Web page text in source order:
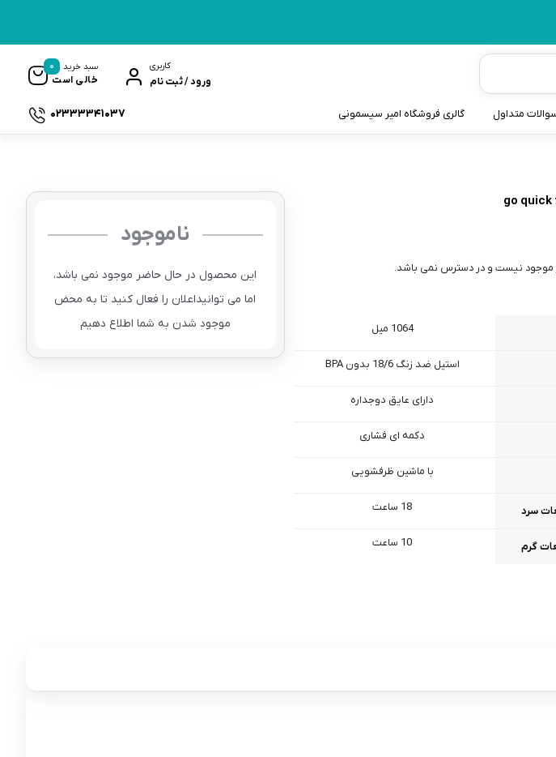
کاربری
ورود / ثبت نام
سبد خرید
خالی است
0
متداول گالری فروشگاه امیر سیسمونی 02333341037
موجود نیست و در دسترس نمی باشد.
1064 میل
استیل ضد زنگ 18/6 بدون BPA
دارای عایق دوجداره
دکمه ای فشاری
با ماشین ظرفشویی
سرد 18 ساعت
گرم 10 ساعت
ناموجود
این محصول در حال حاضر موجود نمی باشد،
اما می توانیداعلان را فعال کنید تا به محض
موجود شدن به شما اطلاع دهیم